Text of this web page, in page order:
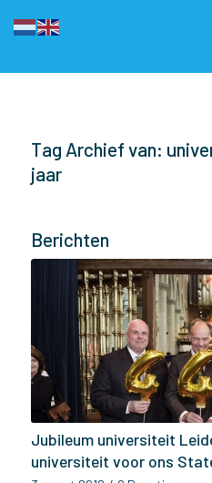
Tag Archief van:
jaar
Berichten
Jubileum universiteit
universiteit voor ons